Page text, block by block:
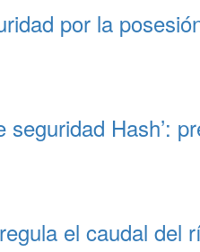
por la
Hash’:
el caudal del